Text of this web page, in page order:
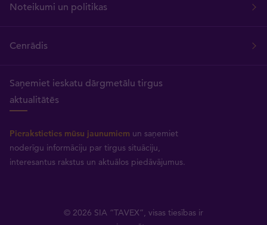
Noteikumi un politikas
Cenrādis
Saņemiet ieskatu dārgmetālu tirgus
aktualitātēs
Pierakstieties mūsu jaunumiem un saņemiet
noderīgu informāciju par tirgus situāciju,
interesantus rakstus un aktuālos piedāvājumus.
© 2026 SIA “TAVEX”, visas tiesības ir